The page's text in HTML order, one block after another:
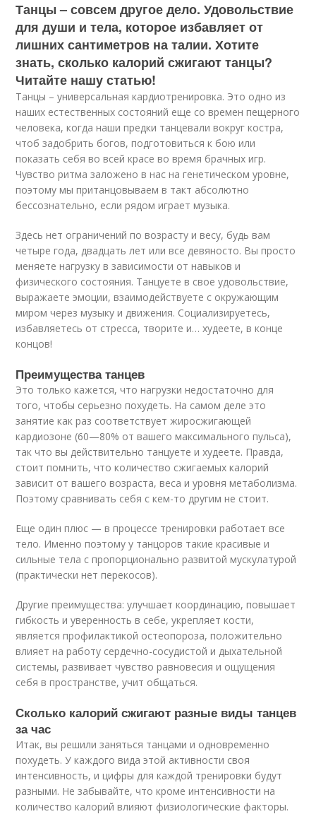
Танцы – совсем другое дело. Удовольствие
для души и тела, которое избавляет от
лишних сантиметров на талии. Хотите
знать, сколько калорий сжигают танцы?
Читайте нашу статью!
Танцы – универсальная кардиотренировка. Это одно из
наших естественных состояний еще со времен пещерного
человека, когда наши предки танцевали вокруг костра,
чтоб задобрить богов, подготовиться к бою или
показать себя во всей красе во время брачных игр.
Чувство ритма заложено в нас на генетическом уровне,
поэтому мы пританцовываем в такт абсолютно
бессознательно, если рядом играет музыка.
Здесь нет ограничений по возрасту и весу, будь вам
четыре года, двадцать лет или все девяносто. Вы просто
меняете нагрузку в зависимости от навыков и
физического состояния. Танцуете в свое удовольствие,
выражаете эмоции, взаимодействуете с окружающим
миром через музыку и движения. Социализируетесь,
избавляетесь от стресса, творите и… худеете, в конце
концов!
Преимущества танцев
Это только кажется, что нагрузки недостаточно для
того, чтобы серьезно похудеть. На самом деле это
занятие как раз соответствует жиросжигающей
кардиозоне (60—80% от вашего максимального пульса),
так что вы действительно танцуете и худеете. Правда,
стоит помнить, что количество сжигаемых калорий
зависит от вашего возраста, веса и уровня метаболизма.
Поэтому сравнивать себя с кем-то другим не стоит.
Еще один плюс — в процессе тренировки работает все
тело. Именно поэтому у танцоров такие красивые и
сильные тела с пропорционально развитой мускулатурой
(практически нет перекосов).
Другие преимущества: улучшает координацию, повышает
гибкость и уверенность в себе, укрепляет кости,
является профилактикой остеопороза, положительно
влияет на работу сердечно-сосудистой и дыхательной
системы, развивает чувство равновесия и ощущения
себя в пространстве, учит общаться.
Сколько калорий сжигают разные виды танцев
за час
Итак, вы решили заняться танцами и одновременно
похудеть. У каждого вида этой активности своя
интенсивность, и цифры для каждой тренировки будут
разными. Не забывайте, что кроме интенсивности на
количество калорий влияют физиологические факторы.